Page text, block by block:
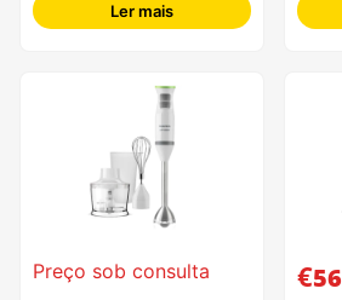
Ler mais
Preço sob consulta €56